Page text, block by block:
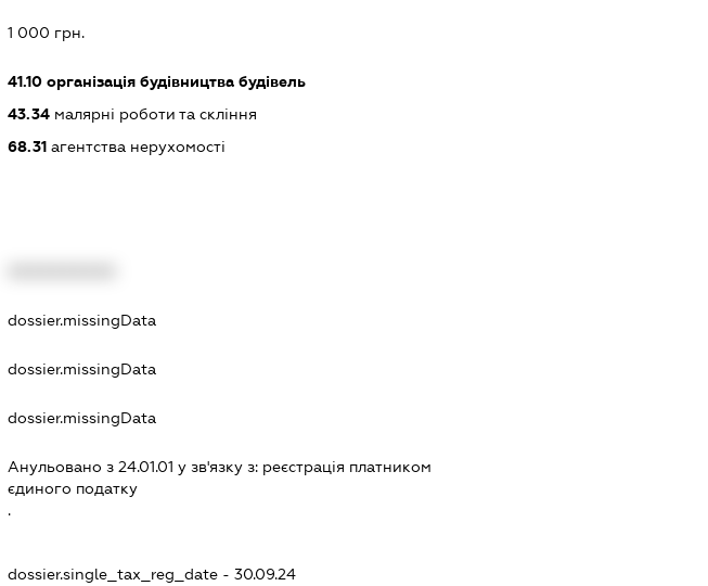
1 000 грн.
41.10організація будівництва будівель
43.34малярні роботи та скління
68.31агентства нерухомості
dossier.missingData
dossier.missingData
dossier.missingData
Анульовано з 24.01.01 у зв'язку з: реєстрацiя платником
єдиного податку
.
dossier.single_tax_reg_date - 30.09.24